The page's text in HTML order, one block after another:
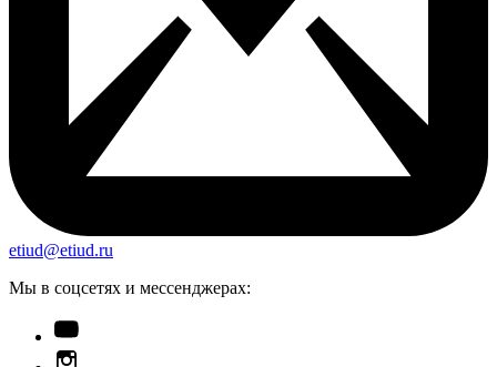
etiud@etiud.ru
Мы в соцсетях и мессенджерах: